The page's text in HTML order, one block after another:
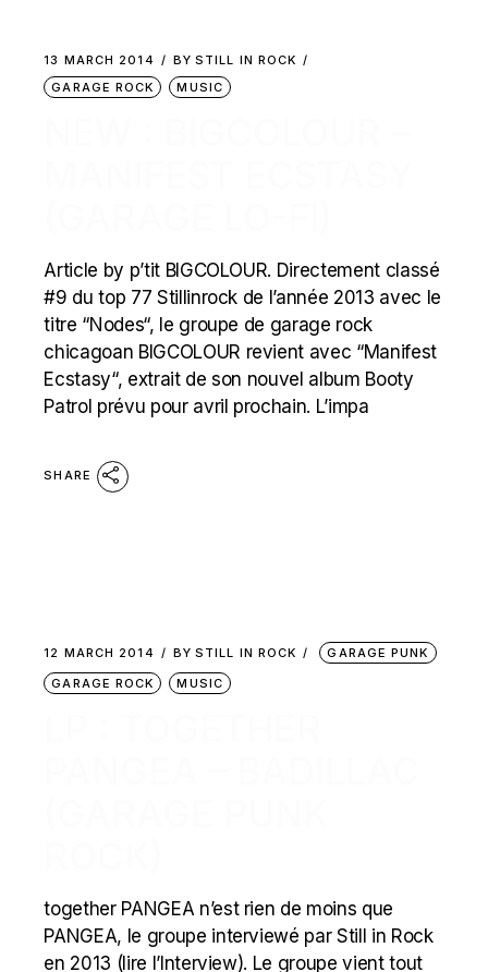
13 MARCH 2014 BY STILL IN ROCK
GARAGE ROCK
MUSIC
Article by p’tit BIGCOLOUR. Directement classé
#9 du top 77 Stillinrock de l’année 2013 avec le
titre “Nodes“, le groupe de garage rock
chicagoan BIGCOLOUR revient avec “Manifest
Ecstasy“, extrait de son nouvel album Booty
Patrol prévu pour avril prochain. L’impa
SHARE
12 MARCH 2014 BY STILL IN ROCK
GARAGE PUNK
GARAGE ROCK
MUSIC
together PANGEA n’est rien de moins que
PANGEA, le groupe interviewé par Still in Rock
en 2013 (lire l’Interview). Le groupe vient tout